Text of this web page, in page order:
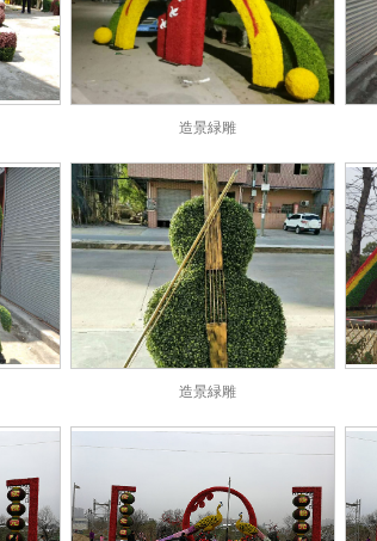
造景緑雕
造景緑雕